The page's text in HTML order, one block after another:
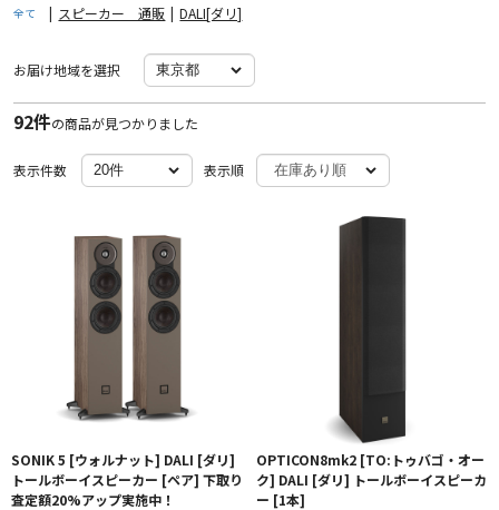
全て | スピーカー 通販 | DALI[ダリ]
お届け地域を選択
92件の商品が見つかりました
表示件数 表示順
SONIK 5 [ウォルナット] DALI [ダリ]
トールボーイスピーカー [ペア] 下取り
査定額20%アップ実施中！
OPTICON8mk2 [TO:トゥバゴ・オー
ク] DALI [ダリ] トールボーイスピーカ
ー [1本]